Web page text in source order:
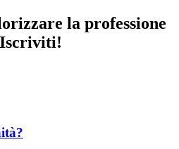
la professione
Iscriviti!